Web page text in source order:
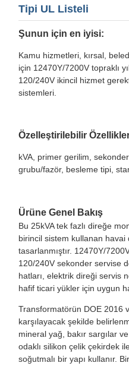
Tipi UL Listeli
Şunun için en iyisi:
Kamu hizmetleri, kırsal,
için 12470Y/7200V topraklı
120/240V ikincil hizmet
sistemleri.
Özelleştirilebilir
kVA, primer gerilim,
grubu/fazör, besleme tipi,
Ürüne Genel Bakış
Bu 25kVA tek fazlı direğe
birincil sistem kullanan havai
tasarlanmıştır. 12470Y/
120/240V sekonder servise
hatları, elektrik direği servis
hafif ticari yükler için uygun
Transformatörün DOE 2016
karşılayacak şekilde
mineral yağ, bakır sargılar
odaklı silikon çelik çekirdek
soğutmalı bir yapı kullanır.